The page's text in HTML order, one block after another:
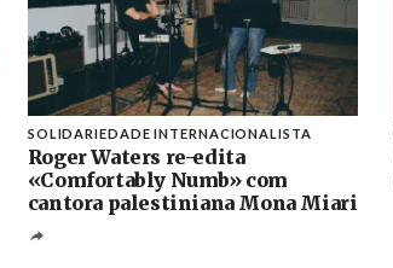
SOLIDARIEDADE INTERNACIONALISTA
Roger Waters re-edita
«Comfortably Numb» com
cantora palestiniana Mona Miari